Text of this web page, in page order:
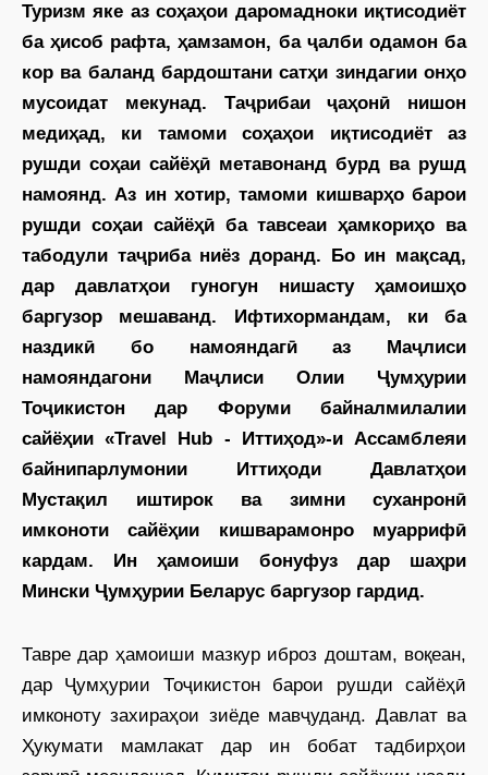
Туризм яке аз соҳаҳои даромадноки иқтисодиёт
ба ҳисоб рафта, ҳамзамон, ба ҷалби одамон ба
кор ва баланд бардоштани сатҳи зиндагии онҳо
мусоидат мекунад. Таҷрибаи ҷаҳонӣ нишон
медиҳад, ки тамоми соҳаҳои иқтисодиёт аз
рушди соҳаи сайёҳӣ метавонанд бурд ва рушд
намоянд. Аз ин хотир, тамоми кишварҳо барои
рушди соҳаи сайёҳӣ ба тавсеаи ҳамкориҳо ва
табодули таҷриба ниёз доранд. Бо ин мақсад,
дар давлатҳои гуногун нишасту ҳамоишҳо
баргузор мешаванд. Ифтихормандам, ки ба
наздикӣ бо намояндагӣ аз Маҷлиси
намояндагони Маҷлиси Олии Ҷумҳурии
Тоҷикистон дар Форуми байналмилалии
сайёҳии «Travel Hub - Иттиҳод»-и Ассамблеяи
байнипарлумонии Иттиҳоди Давлатҳои
Мустақил иштирок ва зимни суханронӣ
имконоти сайёҳии кишварамонро муаррифӣ
кардам. Ин ҳамоиши бонуфуз дар шаҳри
Мински Ҷумҳурии Беларус баргузор гардид.
Тавре дар ҳамоиши мазкур иброз доштам, воқеан,
дар Ҷумҳурии Тоҷикистон барои рушди сайёҳӣ
имконоту захираҳои зиёде мавҷуданд. Давлат ва
Ҳукумати мамлакат дар ин бобат тадбирҳои